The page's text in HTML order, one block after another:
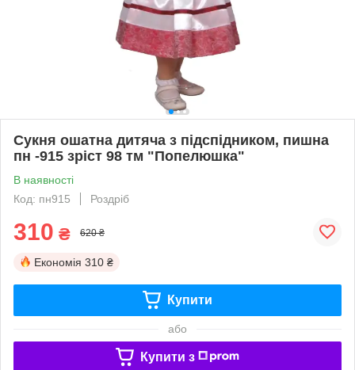
Сукня ошатна дитяча з підспідником, пишна
пн -915 зріст 98 тм "Попелюшка"
В наявності
Код: пн915
Роздріб
310 ₴ 620 ₴
Економія 310 ₴
Купити
або
Купити з